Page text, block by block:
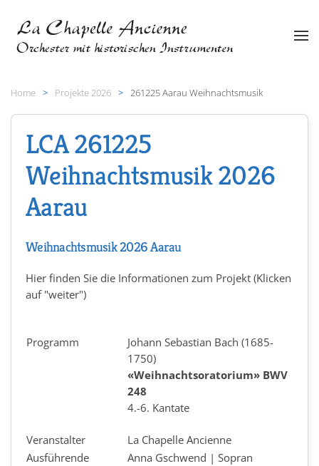
Zum Hauptinhalt springen
Home Projekte 2026 261225 Aarau Weihnachtsmusik
LCA 261225
Weihnachtsmusik 2026
Aarau
Weihnachtsmusik 2026 Aarau
Hier finden Sie die Informationen zum Projekt (Klicken
auf "weiter")
Programm
Johann Sebastian Bach (1685-
1750)
«Weihnachtsoratorium» BWV
248
4.-6. Kantate
Veranstalter
La Chapelle Ancienne
Ausführende
Anna Gschwend | Sopran